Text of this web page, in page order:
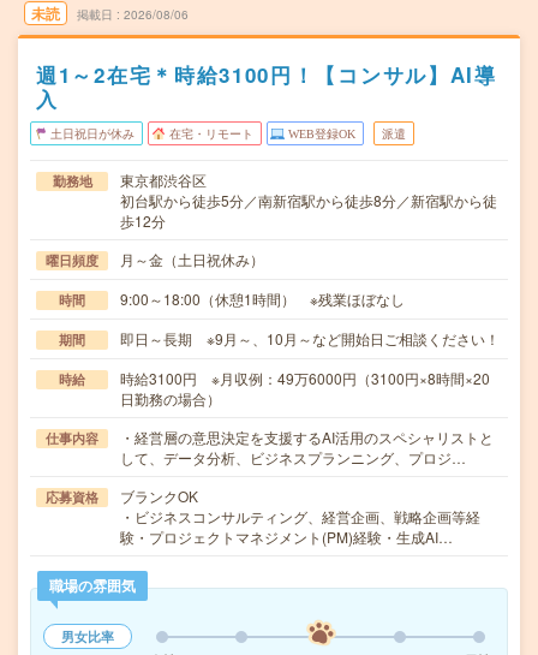
未読 掲載日 2026/08/06
週1～2在宅＊時給3100円！【コンサル】AI導
入
土日祝日が休み 在宅・リモート WEB登録OK 派遣
勤務地
東京都渋谷区
初台駅から徒歩5分／南新宿駅から徒歩8分／新宿駅から徒
歩12分
曜日頻度 月～金（土日祝休み）
時間 9:00～18:00（休憩1時間） ※残業ほぼなし
期間 即日～長期 ※9月～、10月～など開始日ご相談ください！
時給
時給3100円 ※月収例：49万6000円（3100円×8時間×20
日勤務の場合）
仕事内容
・経営層の意思決定を支援するAI活用のスペシャリストと
して、データ分析、ビジネスプランニング、プロジ…
応募資格
ブランクOK
・ビジネスコンサルティング、経営企画、戦略企画等経
験・プロジェクトマネジメント(PM)経験・生成AI…
職場の雰囲気
男女比率